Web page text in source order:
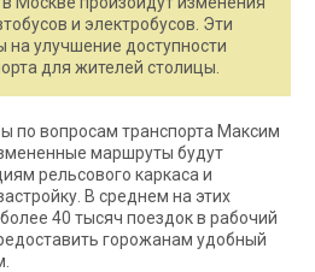
и электробусов. Эти
улучшение доступности
для жителей столицы.
по вопросам транспорта Максим
маршруты будут
рельсового каркаса и
В среднем на этих
40 тысяч поездок в рабочий
горожанам удобный